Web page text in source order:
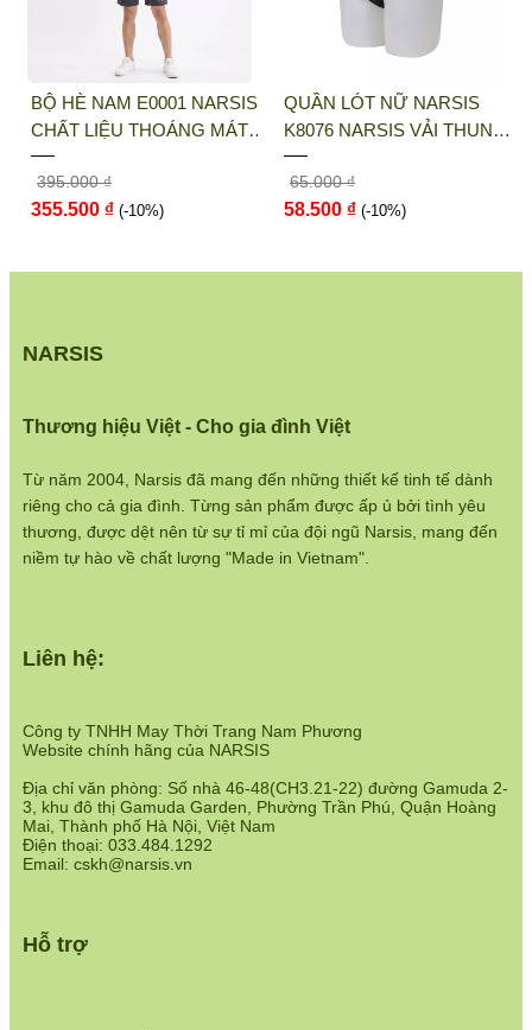
Điện thoại:
033 484 1292
Website:http://narsis.vn
Hướng dẫn mua hàng:
https://www.narsis.vn/huong-dan-mua-hang
Kiểm tra đơn hàng:
Chính sách đổi hàng:
Chính sách bán hàng:
Hệ thống cửa hàng:
BỘ HÈ NAM E0001 NARSIS
CHẤT LIỆU THOÁNG MÁT,
DỄ CHỊU, THOẢI MÁI CẢ
NGÀY, DỄ VẬN ĐỘNG
395.000 ₫
355.500 ₫ (-10%)
QUẦN LÓT NỮ NARSIS
K8076 NARSIS VẢI THUN
LẠNH THOÁNG MÁT, LÓT
COTTON THOẢI MÁI, GIỮ
DÁNG TỐT, THO...
65.000 ₫
58.500 ₫ (-10%)
Công ty TNHH May Thời Trang Nam Phương
Website chính hãng của NARSIS
Địa chỉ văn phòng: Số nhà 46-48(CH3.21-22) đường Gamuda 2-
3, khu đô thị Gamuda Garden, Phường Trần Phú, Quận Hoàng
Mai, Thành phố Hà Nội, Việt Nam
Điện thoại: 033.484.1292
Email: cskh@narsis.vn
Hỗ trợ
NARSIS
Liên hệ:
Từ năm 2004, Narsis đã mang đến những thiết kế tinh tế dành
riêng cho cả gia đình. Từng sản phẩm được ấp ủ bởi tình yêu
thương, được dệt nên từ sự tỉ mỉ của đội ngũ Narsis, mang đến
niềm tự hào về chất lượng "Made in Vietnam".
Thương hiệu Việt - Cho gia đình Việt